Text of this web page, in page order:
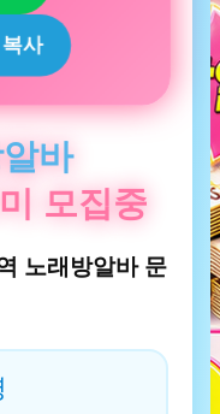
사
바
모집중
노래방알바 문